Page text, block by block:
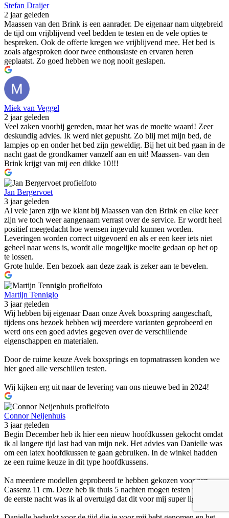
Stefan Draijer
2 jaar geleden
Maassen van den Brink is een aanrader. De eigenaar nam uitgebreid
de tijd om vrijblijvend veel bedden te testen en de vele opties te
bespreken. Ook de offerte kregen we vrijblijvend mee. Het bed is
zoals afgesproken door twee enthousiaste en ervaren heren
geplaatst. Zo goed hebben we nog nooit geslapen.
Miek van Veggel
2 jaar geleden
Veel zaken voorbij gereden, maar het was de moeite waard! Zeer
deskundig advies. Ik werd niet gepusht. Zo blij met mijn bed, de
lampjes op en onder het bed zijn geweldig. Bij het uit bed gaan in de
nacht gaat de grondkamer vanzelf aan en uit! Maassen- van den
Brink krijgt van mij een dikke 10!!!
Jan Bergervoet
3 jaar geleden
Al vele jaren zijn we klant bij Maassen van den Brink en elke keer
zijn we toch weer aangenaam verrast over de service. Er wordt heel
positief meegedacht hoe wensen ingevuld kunnen worden.
Leveringen worden correct uitgevoerd en als er een keer iets niet
geheel naar wens is, wordt alle mogelijke moeite gedaan op het op
te lossen.
Grote hulde. Een bezoek aan deze zaak is zeker aan te bevelen.
Martijn Tenniglo
3 jaar geleden
Wij hebben bij eigenaar Daan onze Avek boxspring aangeschaft,
tijdens ons bezoek hebben wij meerdere varianten geprobeerd en
werd ons een goed advies gegeven over de verschillende
eigenschappen en materialen.
Door de ruime keuze Avek boxsprings en topmatrassen konden we
hier goed alle verschillen testen.
Wij kijken erg uit naar de levering van ons nieuwe bed in 2024!
Connor Neijenhuis
3 jaar geleden
Begin December heb ik hier een nieuw hoofdkussen gekocht omdat
ik al langere tijd last had van mijn nek. Het advies van Danielle was
om een latex hoofdkussen te gaan gebruiken. In de winkel hadden
ze een ruime keuze in dit type hoofdkussens.
Na meerdere modellen geprobeerd te hebben gekozen voor een
Cassenz 11 cm. Deze heb ik thuis 5 nachten mogen testen maar na
de eerste nacht was ik al overtuigd dat dit voor mij super ligt!